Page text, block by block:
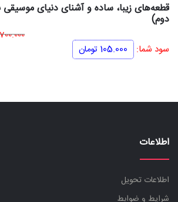
قطعه‌های زیبا، ساده و آشنای دنیای موسیقی
دوم)
700.000
سود شما: 105.000 تومان
اطلاعات
اطلاعات تحویل
شرایط و ضوابط